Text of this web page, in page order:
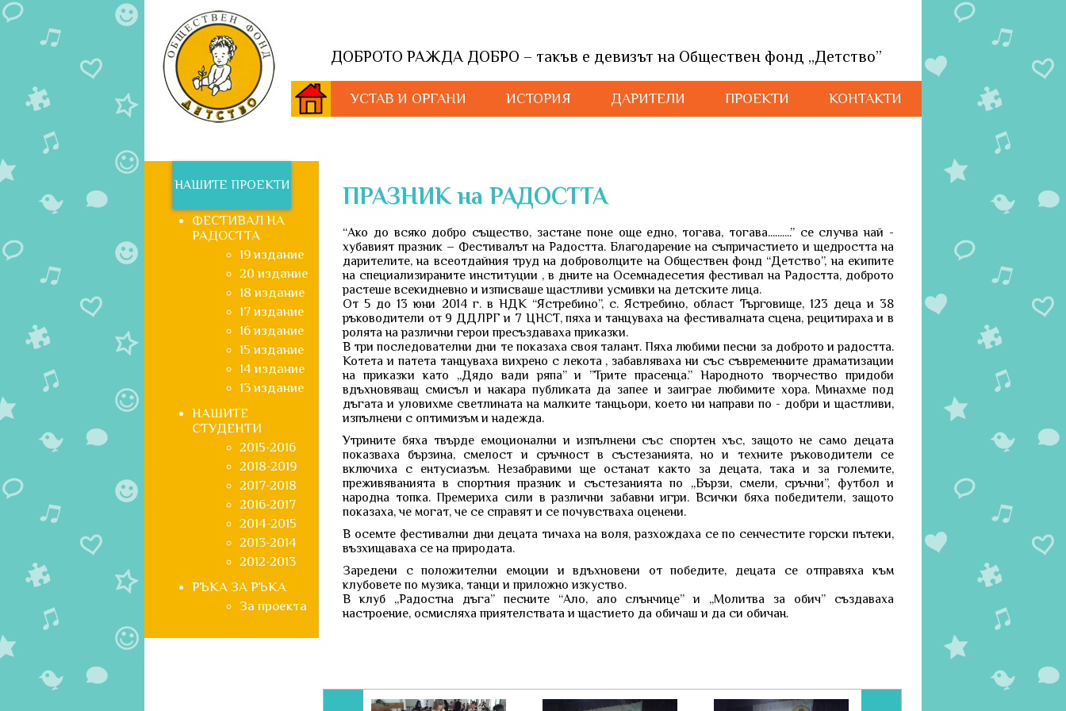
ДОБРОТО РАЖДА ДОБРО – такъв е девизът на Обществен фонд „Детство”
УСТАВ И ОРГАНИ ИСТОРИЯ ДАРИТЕЛИ ПРОЕКТИ КОНТАКТИ
НАШИТЕ ПРОЕКТИ
ФЕСТИВАЛ НА
РАДОСТТА
19 издание
20 издание
18 издание
17 издание
16 издание
15 издание
14 издание
13 издание
НАШИТЕ
СТУДЕНТИ
2015-2016
2018-2019
2017-2018
2016-2017
2014-2015
2013-2014
2012-2013
РЪКА ЗА РЪКА
За проекта
ПРАЗНИК на РАДОСТТА
“Ако до всяко добро същество, застане поне още едно, тогава, тогава..........” се случва най -
хубавият празник – Фестивалът на Радостта. Благодарение на съпричастието и щедростта на
дарителите, на всеотдайния труд на доброволците на Обществен фонд “Детство”, на екипите
на специализираните институции , в дните на Осемнадесетия фестивал на Радостта, доброто
растеше всекидневно и изписваше щастливи усмивки на детските лица.
От 5 до 13 юни 2014 г. в НДК “Ястребино”, с. Ястребино, област Търговище, 123 деца и 38
ръководители от 9 ДДЛРГ и 7 ЦНСТ, пяха и танцуваха на фестивалната сцена, рецитираха и в
ролята на различни герои пресъздаваха приказки.
В три последователни дни те показаха своя талант. Пяха любими песни за доброто и радостта.
Котета и патета танцуваха вихрено с лекота , забавляваха ни със съвременните драматизации
на приказки като „Дядо вади ряпа” и ”Трите прасенца.” Народното творчество придоби
вдъхновяващ смисъл и накара публиката да запее и заиграе любимите хора. Минахме под
дъгата и уловихме светлината на малките танцьори, което ни направи по - добри и щастливи,
изпълнени с оптимизъм и надежда.
Утрините бяха твърде емоционални и изпълнени със спортен хъс, защото не само децата
показваха бързина, смелост и сръчност в състезанията, но и техните ръководители се
включиха с ентусиазъм. Незабравими ще останат както за децата, така и за големите,
преживяванията в спортния празник и състезанията по „Бързи, смели, сръчни”, футбол и
народна топка. Премериха сили в различни забавни игри. Всички бяха победители, защото
показаха, че могат, че се справят и се почувстваха оценени.
В осемте фестивални дни децата тичаха на воля, разхождаха се по сенчестите горски пътеки,
възхищаваха се на природата.
Заредени с положителни емоции и вдъхновени от победите, децата се отправяха към
клубовете по музика, танци и приложно изкуство.
В клуб „Радостна дъга” песните “Ало, ало слънчице” и „Молитва за обич” създаваха
настроение, осмисляха приятелствата и щастието да обичаш и да си обичан.